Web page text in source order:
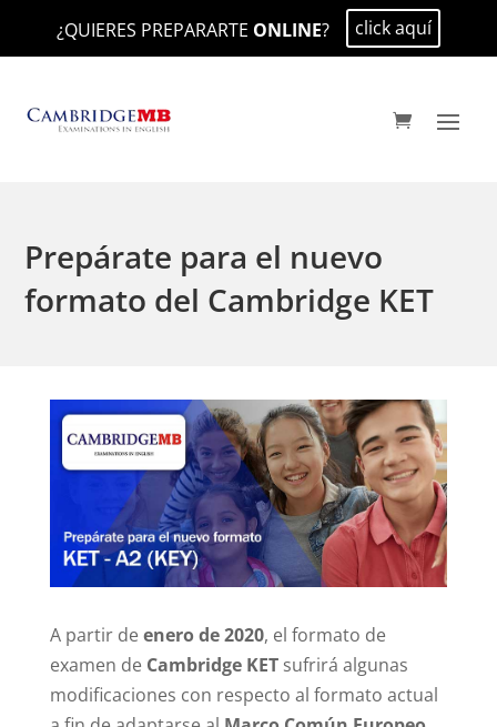
¿QUIERES PREPARARTE ONLINE? click aquí
Prepárate para el nuevo
formato del Cambridge KET
A partir deenero de 2020, el formato de
examen de Cambridge KETsufrirá algunas
modificaciones con respecto al formato actual